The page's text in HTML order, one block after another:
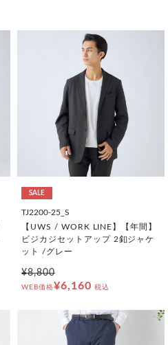
SALE
TJ2200-25_S
【UWS / WORK LINE】【年間】
ビジカジセットアップ 2釦ジャケ
ット /グレー
¥8,800
WEB価格¥6,160 税込